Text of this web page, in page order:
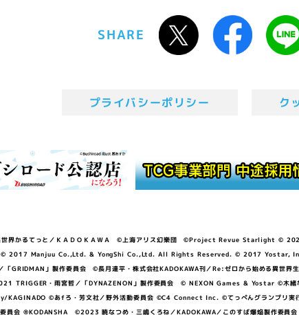
SHARE
プライバシーポリシー ク
かるてっと／ＫＡＤＯＫＡＷＡ ©上海アリス幻樂団 ©Project Revue Starlight ©
© 2017 Manjuu Co.,Ltd. & YongShi Co.,Ltd. All Rights Reserved. © 2017
」製作委員会 ©長月達平・株式会社KADOKAWA刊／Re:ゼロから始める異世
・雨宮哲／「DYNAZENON」製作委員会 © NEXON Games & Yostar ©木緒なち
©あfろ・芳文社／野外活動委員会 ©C4 Connect Inc. ©てっぺんグランプリ
委員会 ®KODANSHA ©2023 暁なつめ・三嶋くろね／KADOKAWA／このすば爆焔